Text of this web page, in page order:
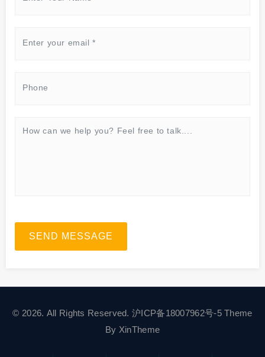
SEND MESSAGE
© 2026. All Rights Reserved.沪ICP备18007962号-5Theme
By XinTheme